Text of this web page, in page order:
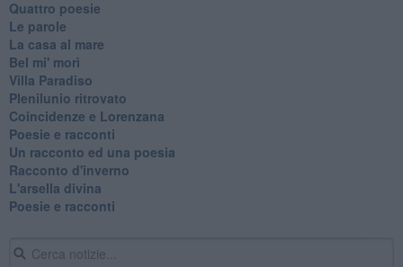
Quattro poesie
Le parole
La casa al mare
Bel mi' morì
Villa Paradiso
Plenilunio ritrovato
Coincidenze e Lorenzana
Poesie e racconti
Un racconto ed una poesia
Racconto d'inverno
​L'arsella divina
Poesie e racconti